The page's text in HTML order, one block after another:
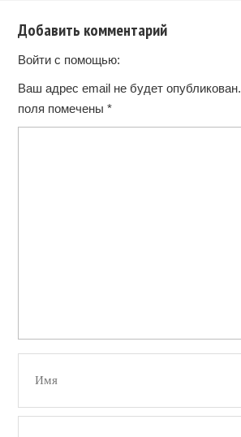
Добавить комментарий
Войти с помощью:
Ваш адрес email не будет опубликован.
поля помечены *